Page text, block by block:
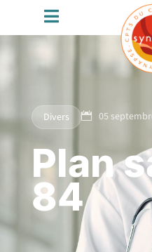

Divers  05
Plan
84